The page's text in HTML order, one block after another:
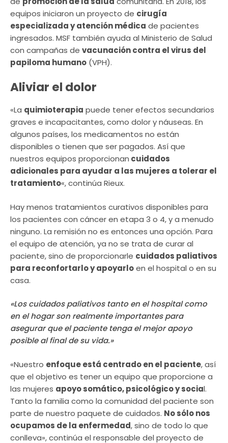
equipos iniciaron un proyecto de cirugía
especializada y atención médica de pacientes
ingresados. MSF también ayuda al Ministerio de Salud
con campañas de vacunación contra el virus del
papiloma humano (VPH).
Aliviar el dolor
«La quimioterapia puede tener efectos secundarios
graves e incapacitantes, como dolor y náuseas. En
algunos países, los medicamentos no están
disponibles o tienen que ser pagados. Así que
nuestros equipos proporcionan cuidados
adicionales para ayudar a las mujeres a tolerar el
tratamiento«, continúa Rieux.
Hay menos tratamientos curativos disponibles para
los pacientes con cáncer en etapa 3 o 4, y a menudo
ninguno. La remisión no es entonces una opción. Para
el equipo de atención, ya no se trata de curar al
paciente, sino de proporcionarle cuidados paliativos
para reconfortarlo y apoyarloen el hospital o en su
casa.
«Los cuidados paliativos tanto en el hospital como
en el hogar son realmente importantes para
asegurar que el paciente tenga el mejor apoyo
posible al final de su vida.»
«Nuestro enfoque está centrado en el paciente, así
que el objetivo es tener un equipo que proporcione a
las mujeres apoyo somático, psicológico y social.
Tanto la familia como la comunidad del paciente son
parte de nuestro paquete de cuidados. No sólo nos
ocupamos de la enfermedad, sino de todo lo que
conlleva», continúa el responsable del proyecto de